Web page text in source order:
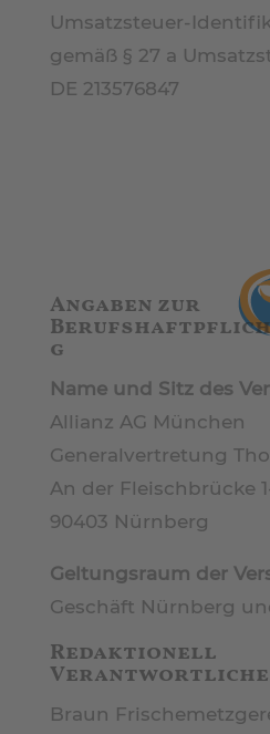
Umsatzsteuer-
gemäß § 27 a
DE 213576847
Angaben zur
g
Name und Sitz des
Allianz AG München
Generalvertretung
An der Fleischbrücke
90403 Nürnberg
Geltungsraum der
Geschäft Nürnberg
Redaktionell
Braun